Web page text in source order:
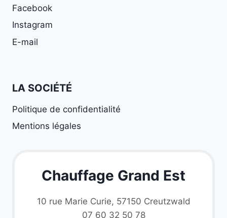
Facebook
Instagram
E-mail
LA SOCIÉTÉ
Politique de confidentialité
Mentions légales
Chauffage Grand Est
10 rue Marie Curie, 57150 Creutzwald
07 60 32 50 78